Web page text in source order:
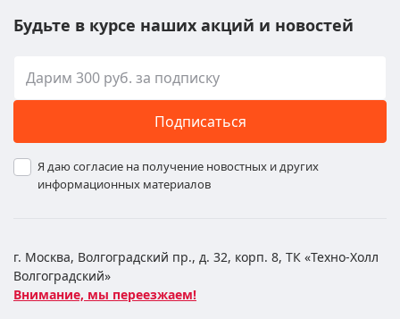
Будьте в курсе наших акций и новостей
Подписаться
Я даю согласие на получение новостных и других
информационных материалов
г. Москва, Волгоградский пр., д. 32, корп. 8, ТК «Техно-Холл
Волгоградский»
Внимание, мы переезжаем!